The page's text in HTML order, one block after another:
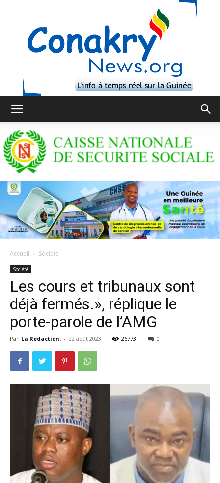
Accueil Société
Société
Les cours et tribunaux sont
déjà fermés.», réplique le
porte-parole de l’AMG
Par La Rédaction. - 22 août 2023 26773 0